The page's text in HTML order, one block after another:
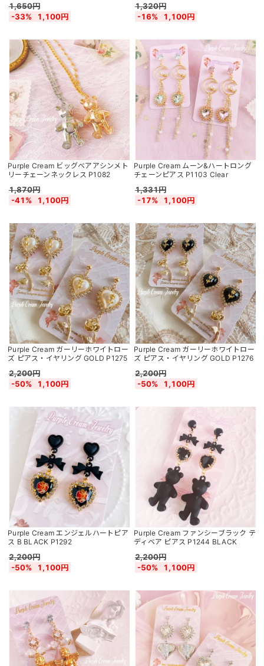
1,650円
-33%
1,100円
1,320円
-16%
1,100円
Purple Cream ビッグベアアシンメト
リーチェーンネックレス P1082
1,870円
-41%
1,100円
Purple Cream ムーン&ハートロング
チェーンピアス P1103 Clear
1,331円
-17%
1,100円
Purple Cream ガーリーホワイトロー
ズ ピアス・イヤリング GOLD P1275
2,200円
-50%
1,100円
Purple Cream ガーリーホワイトロー
ズ ピアス・イヤリング GOLD P1276
2,200円
-50%
1,100円
Purple Cream エンジェルハートピア
ス B BLACK P1292
2,200円
-50%
1,100円
Purple Cream ファンシーブラック テ
ディベア ピアス P1244 BLACK
2,200円
-50%
1,100円